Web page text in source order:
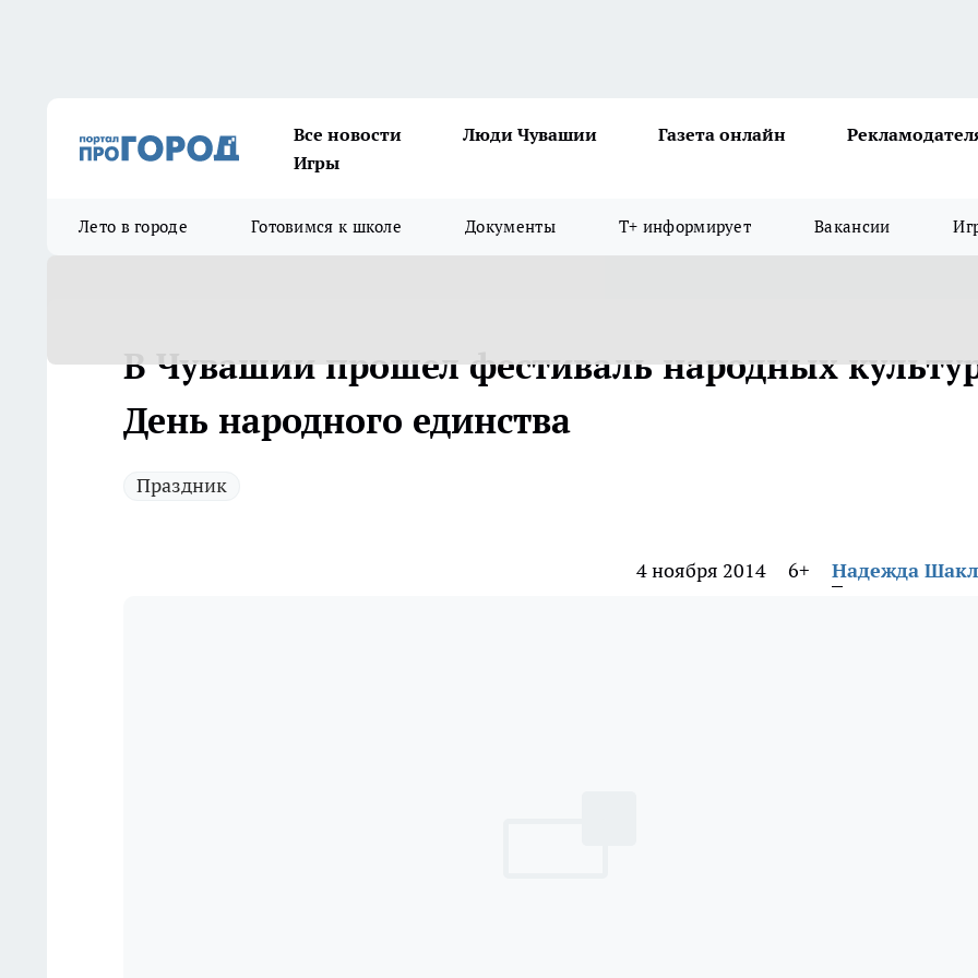
Все новости Люди Чувашии Газета онлайн
Игры
Лето в городе Готовимся к школе Документы Т+ информирует Вакансии
В Чувашии прошел фестиваль народных
День народного единства
Праздник
4 ноября 2014 6+ Надежда